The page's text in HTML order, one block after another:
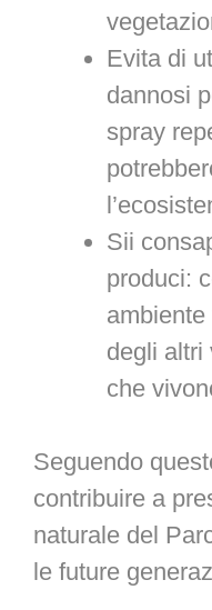
Evita di
dannosi
spray
Sii
produci:
degli altri
che
Seguendo
contribuire a
naturale del
le future